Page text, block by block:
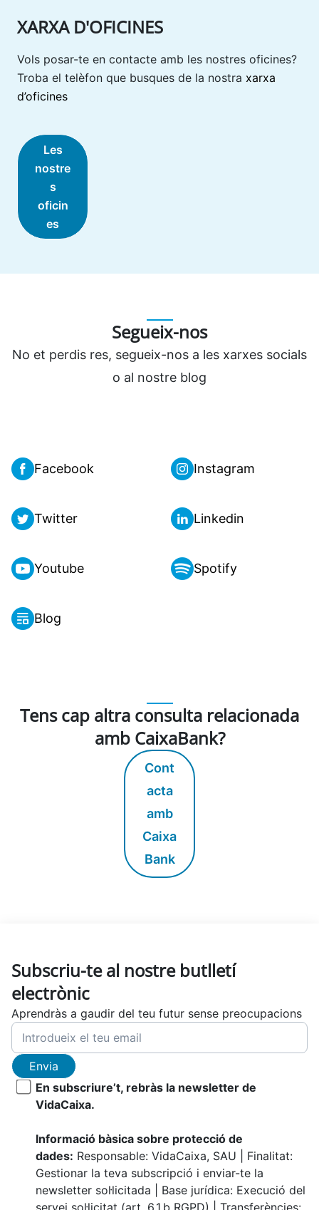
XARXA D'OFICINES
Vols posar-te en contacte amb les nostres oficines?
Troba el telèfon que busques de la nostra xarxa
d’oficines
Les
nostre
s
oficin
es
Segueix-nos
No et perdis res, segueix-nos a les xarxes socials
o al nostre blog
Facebook Instagram
Twitter Linkedin
Youtube Spotify
Blog
Tens cap altra consulta relacionada
amb CaixaBank?
Cont
acta
amb
Caixa
Bank
Subscriu-te al nostre butlletí
electrònic
Aprendràs a gaudir del teu futur sense preocupacions
Envia
En subscriure’t, rebràs la newsletter de
VidaCaixa.
Informació bàsica sobre protecció de
dades: Responsable: VidaCaixa, SAU | Finalitat:
Gestionar la teva subscripció i enviar-te la
newsletter sol·licitada | Base jurídica: Execució del
servei sol·licitat (art. 6.1.b RGPD) | Transferències: